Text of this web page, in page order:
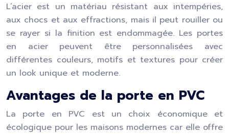
L’acier est un matériau résistant aux intempéries,
aux chocs et aux effractions, mais il peut rouiller ou
se rayer si la finition est endommagée. Les portes
en acier peuvent être personnalisées avec
différentes couleurs, motifs et textures pour créer
un look unique et moderne.
Avantages de la porte en PVC
La porte en PVC est un choix économique et
écologique pour les maisons modernes car elle offre